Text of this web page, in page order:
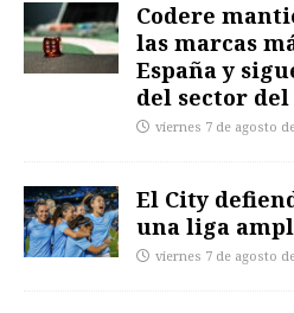
Codere
las marcas
España y
del sector del
viernes 7 de agosto
El City
una liga
viernes 7 de agosto